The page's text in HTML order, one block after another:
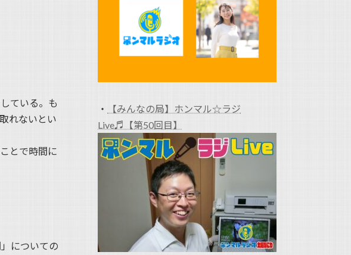
ている。も
れないとい
とで時間に
についての
・
【みんなの局】ホンマル☆ラジ
Live♬【第50回目】